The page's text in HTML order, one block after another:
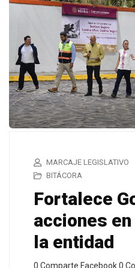
MARCAJE LEGISLATIVO
BITÁCORA
Fortalece
acciones
la entidad
0 Comparte Facebook 0